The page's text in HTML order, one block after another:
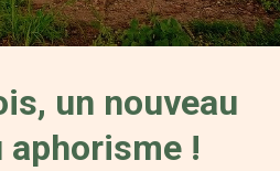
un nouveau
aphorisme !